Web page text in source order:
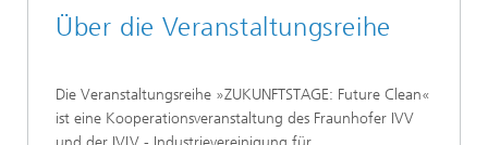
Über die Veranstaltungsreihe
Die Veranstaltungsreihe »ZUKUNFTSTAGE: Future Clean«
ist eine Kooperationsveranstaltung des Fraunhofer IVV